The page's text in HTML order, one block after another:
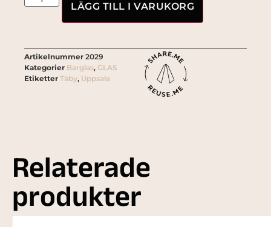
LÄGG TILL I VARUKORG
Artikelnummer 2029
Kategorier Barglas, GLAS
Etiketter Täby, Uppsala
Relaterade
produkter